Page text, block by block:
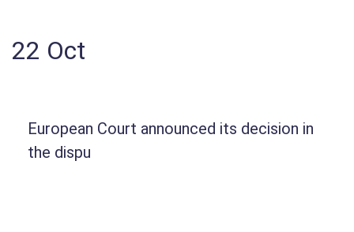
22 Oct
European Court announced its decision in
the dispu